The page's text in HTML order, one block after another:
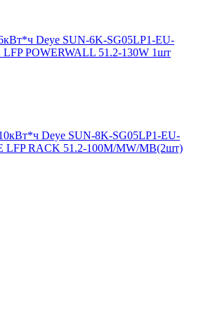
Deye SUN-6K-SG05LP1-EU-
POWERWALL 51.2-130W 1шт
Deye SUN-8K-SG05LP1-EU-
LFP RACK 51.2-100M/MW/MB(2шт)